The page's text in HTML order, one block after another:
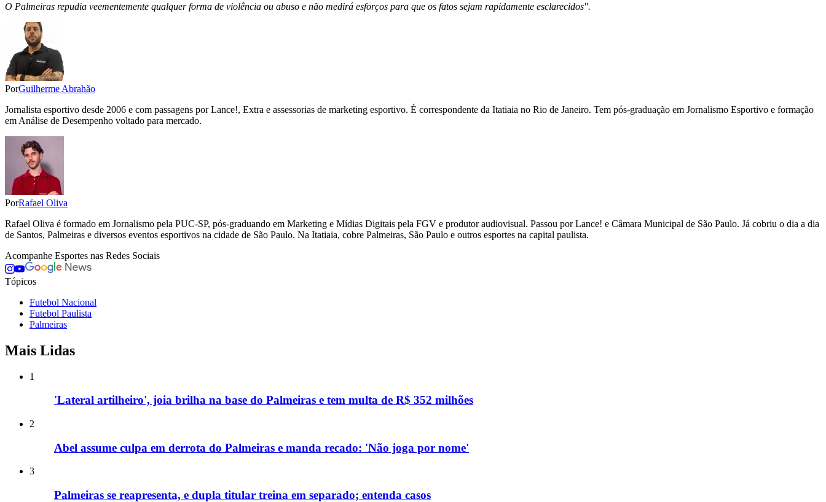
O Palmeiras repudia veementemente qualquer forma de violência ou abuso e não medirá esforços para que os fatos sejam rapidamente esclarecidos".
PorGuilherme Abrahão
Jornalista esportivo desde 2006 e com passagens por Lance!, Extra e assessorias de marketing esportivo. É correspondente da Itatiaia no Rio de Janeiro. Tem pós-graduação em Jornalismo Esportivo e formação
em Análise de Desempenho voltado para mercado.
PorRafael Oliva
Rafael Oliva é formado em Jornalismo pela PUC-SP, pós-graduando em Marketing e Mídias Digitais pela FGV e produtor audiovisual. Passou por Lance! e Câmara Municipal de São Paulo. Já cobriu o dia a dia
de Santos, Palmeiras e diversos eventos esportivos na cidade de São Paulo. Na Itatiaia, cobre Palmeiras, São Paulo e outros esportes na capital paulista.
Acompanhe Esportes nas Redes Sociais
Tópicos
Futebol Nacional
Futebol Paulista
Palmeiras
Mais Lidas
1
'Lateral artilheiro', joia brilha na base do Palmeiras e tem multa de R$ 352 milhões
2
Abel assume culpa em derrota do Palmeiras e manda recado: 'Não joga por nome'
3
Palmeiras se reapresenta, e dupla titular treina em separado; entenda casos